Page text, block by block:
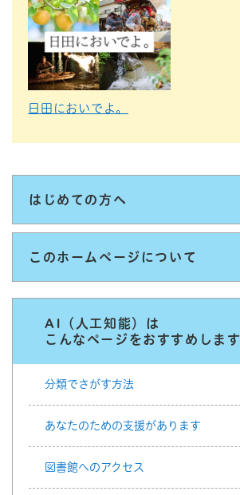
日田においでよ。
はじめての方へ
このホームページについて
AI（人工知能）は
こんなページをおすすめします
分類でさがす方法
あなたのための支援があります
図書館へのアクセス